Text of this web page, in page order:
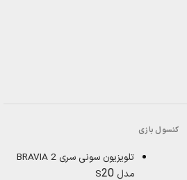
کنسول بازی
تلویزیون سونی سری BRAVIA 2
مدل S 20